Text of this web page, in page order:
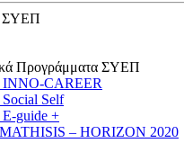
ΣΥΕΠ
Προγράμματα ΣΥΕΠ
INNO-CAREER
Self
guide +
– HORIZON 2020